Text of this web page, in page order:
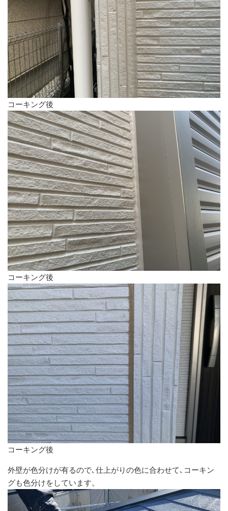
コーキング後
コーキング後
コーキング後
外壁が色分けが有るので､仕上がりの色に合わせて､コーキン
グも色分けをしています。